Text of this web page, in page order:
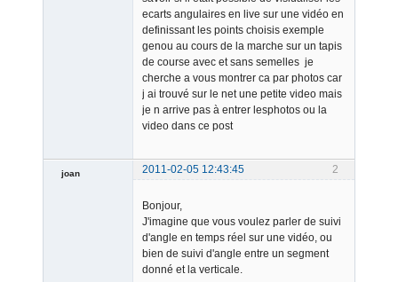
ecarts angulaires en live sur une vidéo en
definissant les points choisis exemple
genou au cours de la marche sur un tapis
de course avec et sans semelles je
cherche a vous montrer ca par photos car
j ai trouvé sur le net une petite video mais
je n arrive pas à entrer lesphotos ou la
video dans ce post
2
joan 2011-02-05 12:43:45
Bonjour,
J'imagine que vous voulez parler de suivi
d'angle en temps réel sur une vidéo, ou
bien de suivi d'angle entre un segment
donné et la verticale.